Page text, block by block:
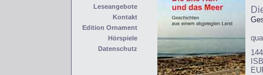
Leseangebote
Kontakt
Edition Ornament
Hörspiele
Datenschutz